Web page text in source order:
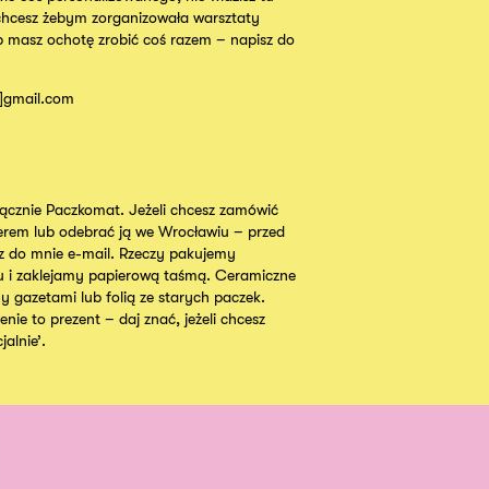
żebym zorganizowała warsztaty
masz ochotę zrobić coś razem – napisz do
Paczkomat. Jeżeli chcesz zamówić
lub odebrać ją we Wrocławiu – przed
do mnie e-mail. Rzeczy pakujemy
i zaklejamy papierową taśmą. Ceramiczne
gazetami lub folią ze starych paczek.
to prezent – daj znać, jeżeli chcesz